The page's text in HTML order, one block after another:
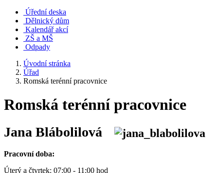
Úřední deska
Dělnický dům
Kalendář akcí
ZŠ a MŠ
Odpady
Úvodní stránka
Úřad
Romská terénní pracovnice
Romská terénní pracovnice
Jana Blábolilová
Pracovní doba:
Úterý a čtvrtek: 07:00 - 11:00 hod